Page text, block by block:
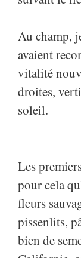
Au champ,
avaient
vitalité
droites,
soleil.
Les
pour cela
fleurs
pissenlits,
bien de